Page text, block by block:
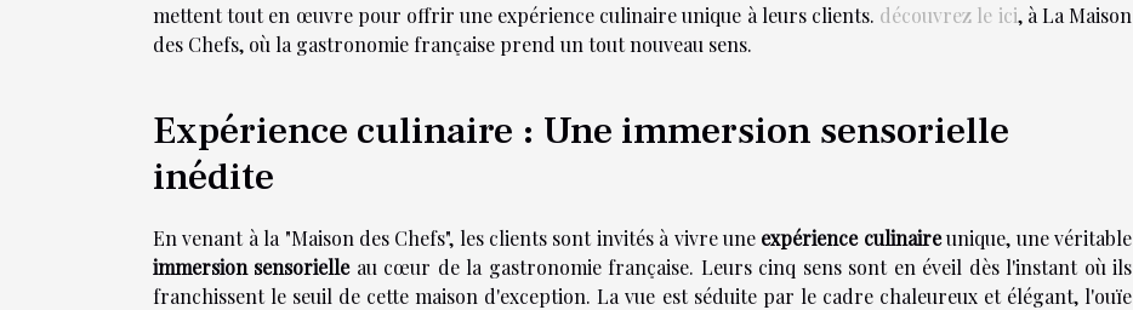
mettent tout en œuvre pour offrir une expérience culinaire unique à leurs clients. découvrez le ici, à La Maison
des Chefs, où la gastronomie française prend un tout nouveau sens.
Expérience culinaire : Une immersion sensorielle
inédite
En venant à la "Maison des Chefs", les clients sont invités à vivre une expérience culinaireunique, une véritable
immersion sensorielleau cœur de la gastronomie française. Leurs cinq sens sont en éveil dès l'instant où ils
franchissent le seuil de cette maison d'exception. La vue est séduite par le cadre chaleureux et élégant, l'ouïe